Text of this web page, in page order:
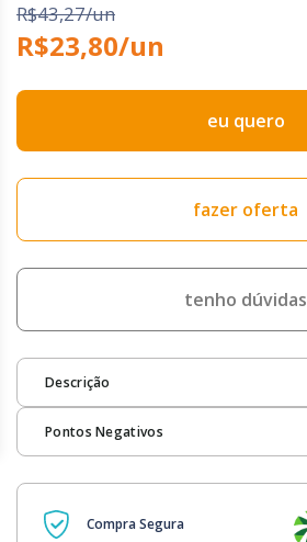
R$43,27/un
R$23,80/un
eu quero
fazer oferta
tenho dúvidas
Descrição
Pontos Negativos
Compra Segura